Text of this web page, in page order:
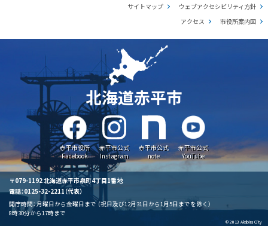
サイトマップ
ウェブアクセシビリティ方針
アクセス
市役所案内図
北海道赤平市
赤平市役所
Facebook
赤平市公式
Instagram
赤平市公式
note
赤平市公式
YouTube
〒079-1192 北海道赤平市泉町4丁目1番地
電話：0125-32-2211（代表）
開庁時間：月曜日から金曜日まで （祝日及び12月31日から1月5日までを除く）
8時30分から17時まで
© 2013 Akabira City